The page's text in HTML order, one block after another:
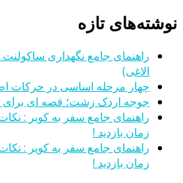
نوشته‌های تازه
راهنمای جامع نگهداری
الاغی)
چهار مرحله اساسی در حرکات
جوجه اردک زشت؛ قصه ای برای
راهنمای جامع سفر به کویر :
زمان بازدید !
راهنمای جامع سفر به کویر :
زمان بازدید !